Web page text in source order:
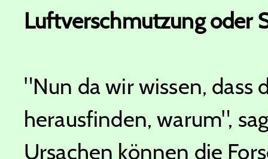
Luftverschmutzung oder
"Nun da wir wissen, dass
herausfinden, warum",
Ursachen können die